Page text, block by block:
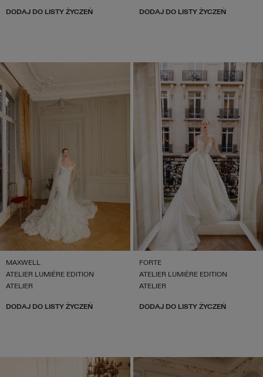
DODAJ DO LISTY ŻYCZEŃ DODAJ DO LISTY ŻYCZEŃ
MAXWELL
ATELIER LUMIÈRE EDITION
ATELIER
DODAJ DO LISTY ŻYCZEŃ
FORTE
ATELIER LUMIÈRE EDITION
ATELIER
DODAJ DO LISTY ŻYCZEŃ